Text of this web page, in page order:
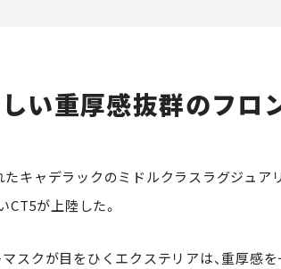
い重厚感抜群のフロ
たキャデラックのミドルクラスラグジュア
CT5が上陸した。
スクが目をひくエクステリアは、重厚感を